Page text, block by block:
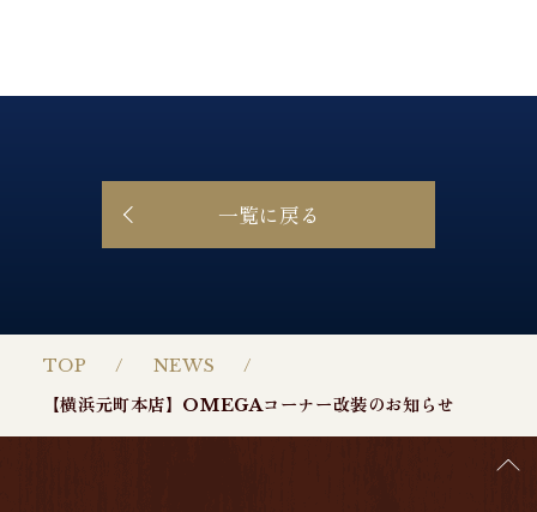
TOP
NEWS
【横浜元町本店】OMEGAコーナー改装のお知らせ
一覧に戻る